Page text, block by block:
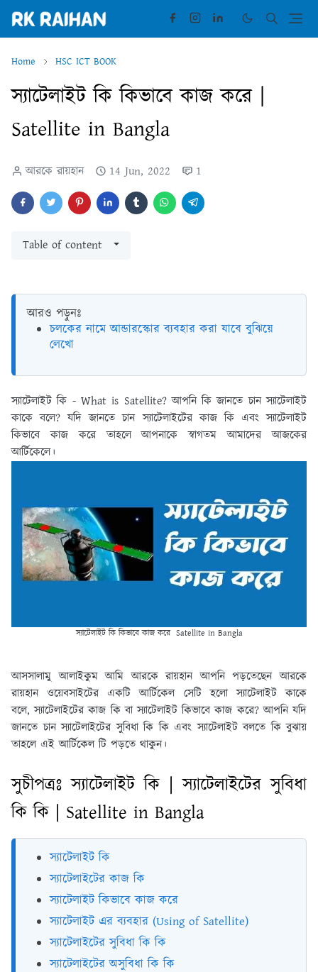
Home HSC ICT BOOK
স্যাটেলাইট কি কিভাবে কাজ করে |
Satellite in Bangla
আরকে রায়হান 14 Jun, 2022 1
Table of content
আরও পড়ুনঃ
চলকের নামে আন্ডারস্কোর ব্যবহার করা যাবে বুঝিয়ে
লেখো
স্যাটেলাইট কি - What is Satellite?আপনি কি জানতে চান স্যাটেলাইট
কাকে বলে? যদি জানতে চান স্যাটেলাইটের কাজ কি এবং স্যাটেলাইট
কিভাবে কাজ করে তাহলে আপনাকে স্বাগতম আমাদের আজকের
আর্টিকেলে।
স্যাটেলাইট কি কিভাবে কাজ করে Satellite in Bangla
আসসালামু আলাইকুম আমি আরকে রায়হান আপনি পড়তেছেন আরকে
রায়হান ওয়েবসাইটের একটি আর্টিকেল সেটি হলো স্যাটেলাইট কাকে
বলে, স্যাটেলাইটের কাজ কি বা স্যাটেলাইট কিভাবে কাজ করে? আপনি যদি
জানতে চান স্যাটেলাইটের সুবিধা কি কি এবং স্যাটেলাইট বলতে কি বুঝায়
তাহলে এই আর্টিকেল টি পড়তে থাকুন।
সুচীপত্রঃ স্যাটেলাইট কি | স্যাটেলাইটের সুবিধা
কি কি | Satellite in Bangla
স্যাটেলাইট কি
স্যাটেলাইটের কাজ কি
স্যাটেলাইট কিভাবে কাজ করে
স্যাটেলাইট এর ব্যবহার (Using of Satellite)
স্যাটেলাইটের সুবিধা কি কি
স্যাটেলাইটের অসুবিধা কি কি